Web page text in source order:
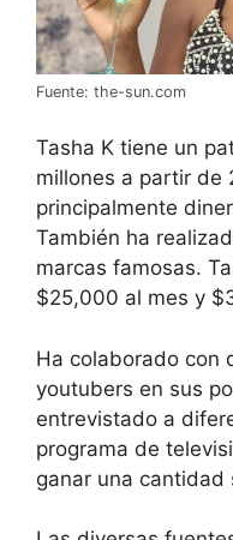
Fuente: the-sun.com
Tasha K tiene un
millones a partir de
principalmente
También ha
marcas famosas.
$25,000 al mes y
Ha colaborado con
youtubers en sus
entrevistado a
programa de
ganar una